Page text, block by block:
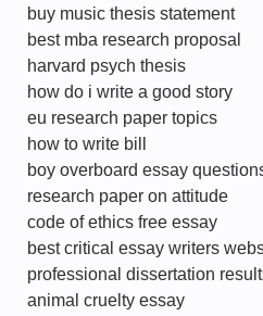
buy music thesis statement
best mba research proposal
harvard psych thesis
how do i write a good story
eu research paper topics
how to write bill
boy overboard essay
research paper on attitude
code of ethics free essay
best critical essay writers
professional dissertation
animal cruelty essay